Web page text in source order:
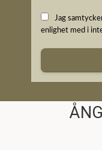
Jag
enlighet med i